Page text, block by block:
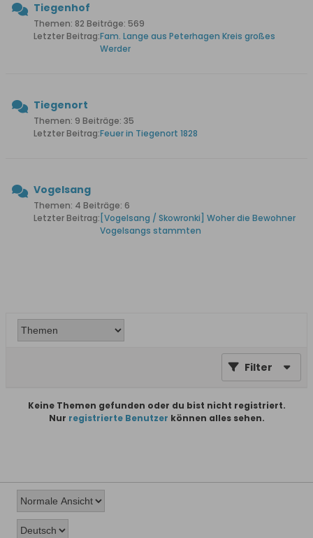
Tiegenhof
Themen: 82 Beiträge: 569
Letzter Beitrag:Fam. Lange aus Peterhagen Kreis großes
Werder
Tiegenort
Themen: 9 Beiträge: 35
Letzter Beitrag:Feuer in Tiegenort 1828
Vogelsang
Themen: 4 Beiträge: 6
Letzter Beitrag: [Vogelsang / Skowronki] Woher die Bewohner
Vogelsangs stammten
Filter
Keine Themen gefunden oder du bist nicht registriert.
Nur registrierte Benutzer können alles sehen.